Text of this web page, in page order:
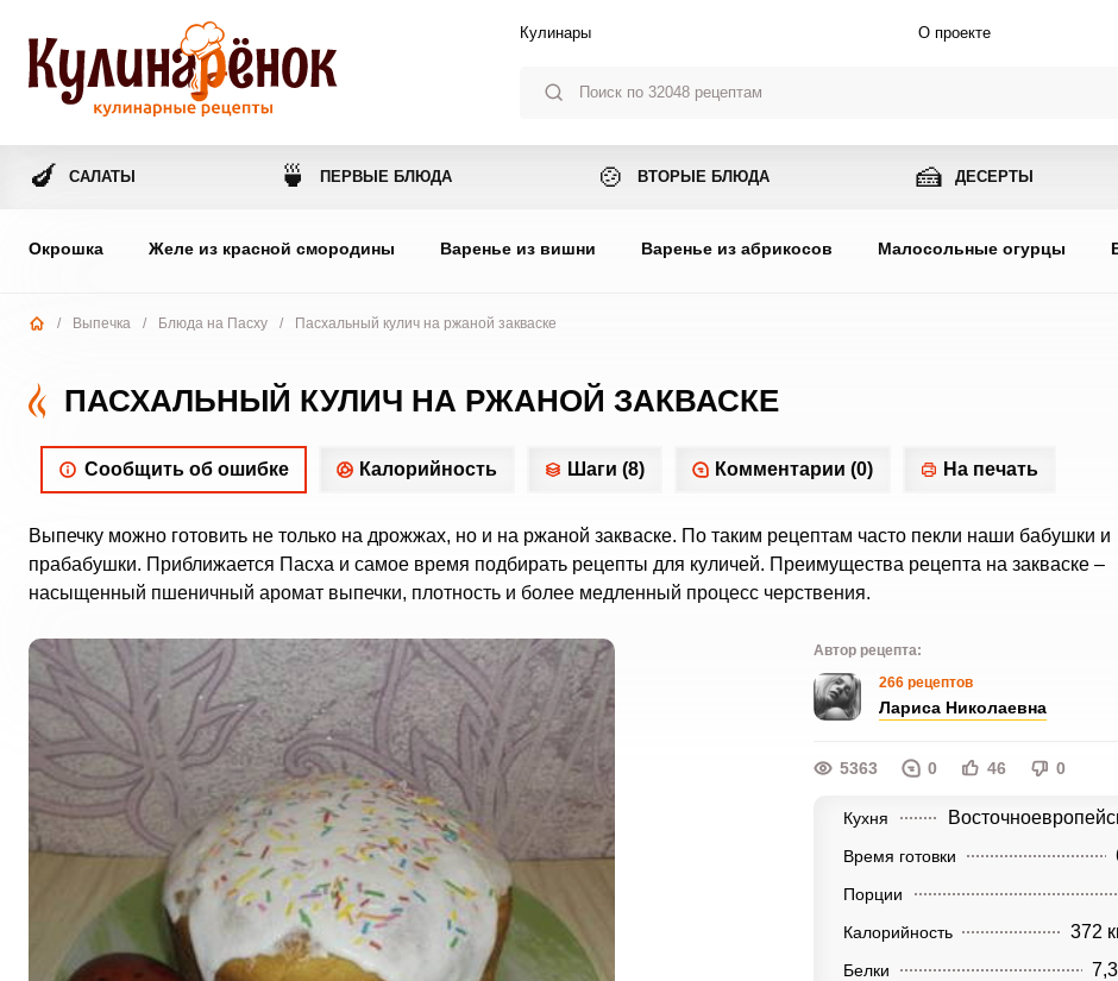
Кулинары О проекте
🍆 САЛАТЫ 🍵 ПЕРВЫЕ БЛЮДА 🍲 ВТОРЫЕ БЛЮДА 🍰 ДЕСЕРТЫ
Окрошка Желе из красной смородины Варенье из вишни Варенье из абрикосов Малосольные огурцы
/ Выпечка / Блюда на Пасху / Пасхальный кулич на ржаной закваске
ПАСХАЛЬНЫЙ КУЛИЧ НА РЖАНОЙ ЗАКВАСКЕ
Сообщить об ошибке Калорийность Шаги (8) Комментарии (0) На печать
Выпечку можно готовить не только на дрожжах, но и на ржаной закваске. По таким рецептам часто пекли наши бабушки и
прабабушки. Приближается Пасха и самое время подбирать рецепты для куличей. Преимущества рецепта на закваске –
насыщенный пшеничный аромат выпечки, плотность и более медленный процесс черствения.
Автор рецепта:
266 рецептов
Лариса Николаевна
5363 0 46 0
Кухня
Время готовки
Порции
Калорийность 372
Белки